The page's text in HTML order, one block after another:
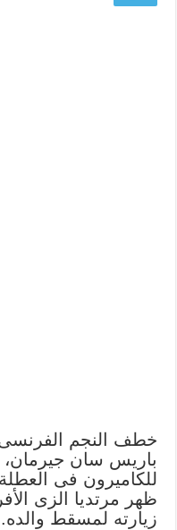
خطف النجم الفرنسى
باريس سان جيرمان،
للكاميرون فى العطلة
ظهر مرتديا الزى
زيارته لمسقط والده.